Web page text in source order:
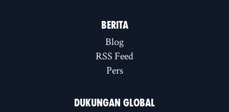
BERITA
Blog
RSS Feed
Pers
DUKUNGAN GLOBAL